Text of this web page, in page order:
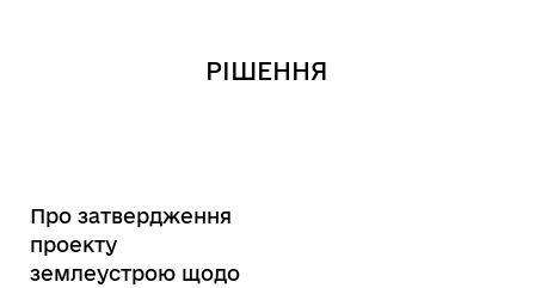
РІШЕННЯ
Про затвердження
проекту
землеустрою щодо